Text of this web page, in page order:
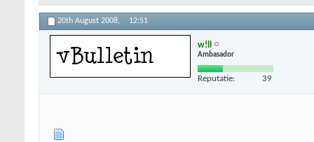
20th August 2008, 12:51
w!ll
Ambasador
Reputatie: 39